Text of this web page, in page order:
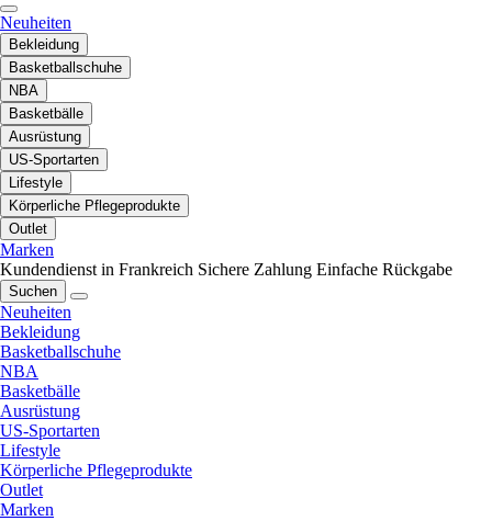
Neuheiten
Bekleidung
Basketballschuhe
NBA
Basketbälle
Ausrüstung
US-Sportarten
Lifestyle
Körperliche Pflegeprodukte
Outlet
Marken
Kundendienst in Frankreich Sichere Zahlung Einfache Rückgabe
Suchen
Neuheiten
Bekleidung
Basketballschuhe
NBA
Basketbälle
Ausrüstung
US-Sportarten
Lifestyle
Körperliche Pflegeprodukte
Outlet
Marken